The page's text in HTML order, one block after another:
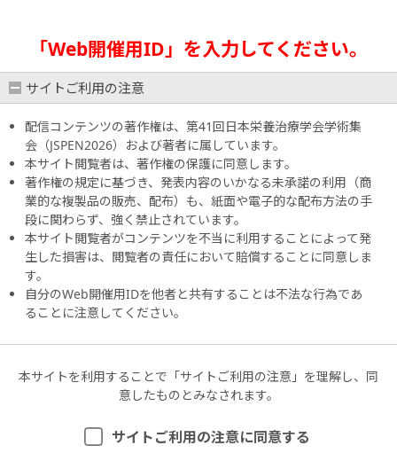
「Web開催用ID」を入力してください。
サイトご利用の注意
配信コンテンツの著作権は、第41回日本栄養治療学会学術集
会（JSPEN2026）および著者に属しています。
本サイト閲覧者は、著作権の保護に同意します。
著作権の規定に基づき、発表内容のいかなる未承諾の利用（商
業的な複製品の販売、配布）も、紙面や電子的な配布方法の手
段に関わらず、強く禁止されています。
本サイト閲覧者がコンテンツを不当に利用することによって発
生した損害は、閲覧者の責任において賠償することに同意しま
す。
自分のWeb開催用IDを他者と共有することは不法な行為であ
ることに注意してください。
本サイトを利用することで「サイトご利用の注意」を理解し、同
意したものとみなされます。
サイトご利用の注意に同意する